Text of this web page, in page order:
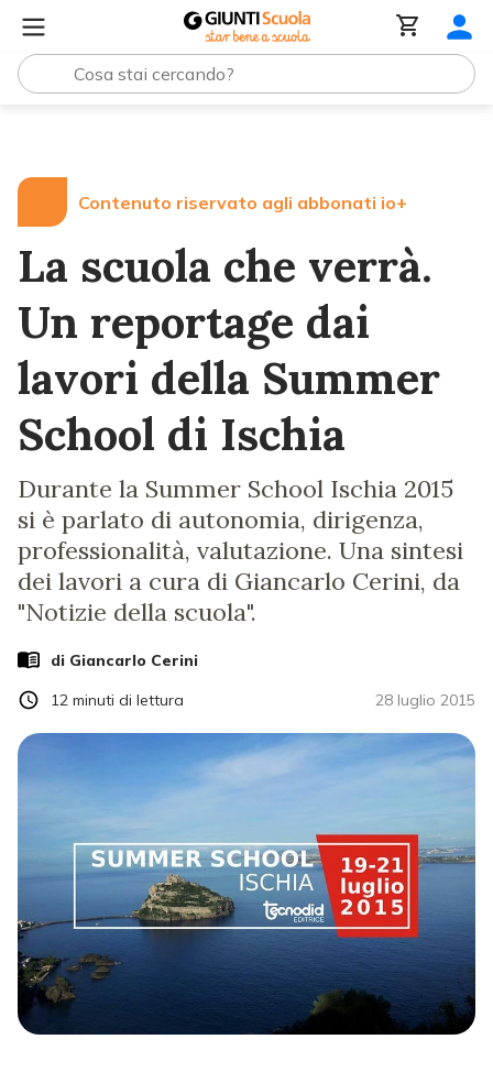
Contenuto riservato agli abbonati io+
La scuola che verrà.
Un reportage dai
lavori della Summer
School di Ischia
Durante la Summer School Ischia 2015
si è parlato di autonomia, dirigenza,
professionalità, valutazione. Una sintesi
dei lavori a cura di Giancarlo Cerini, da
"Notizie della scuola".
di Giancarlo Cerini
28 luglio 2015
12 minuti di lettura